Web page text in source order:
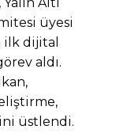
üyesi
dijital
aldı.
üstlendi.